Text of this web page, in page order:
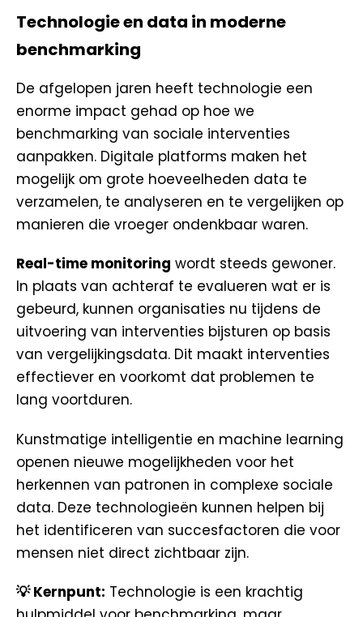
Technologie en data in moderne
benchmarking
De afgelopen jaren heeft technologie een
enorme impact gehad op hoe we
benchmarking van sociale interventies
aanpakken. Digitale platforms maken het
mogelijk om grote hoeveelheden data te
verzamelen, te analyseren en te vergelijken op
manieren die vroeger ondenkbaar waren.
Real-time monitoring wordt steeds gewoner.
In plaats van achteraf te evalueren wat er is
gebeurd, kunnen organisaties nu tijdens de
uitvoering van interventies bijsturen op basis
van vergelijkingsdata. Dit maakt interventies
effectiever en voorkomt dat problemen te
lang voortduren.
Kunstmatige intelligentie en machine learning
openen nieuwe mogelijkheden voor het
herkennen van patronen in complexe sociale
data. Deze technologieën kunnen helpen bij
het identificeren van succesfactoren die voor
mensen niet direct zichtbaar zijn.
💡 Kernpunt: Technologie is een krachtig